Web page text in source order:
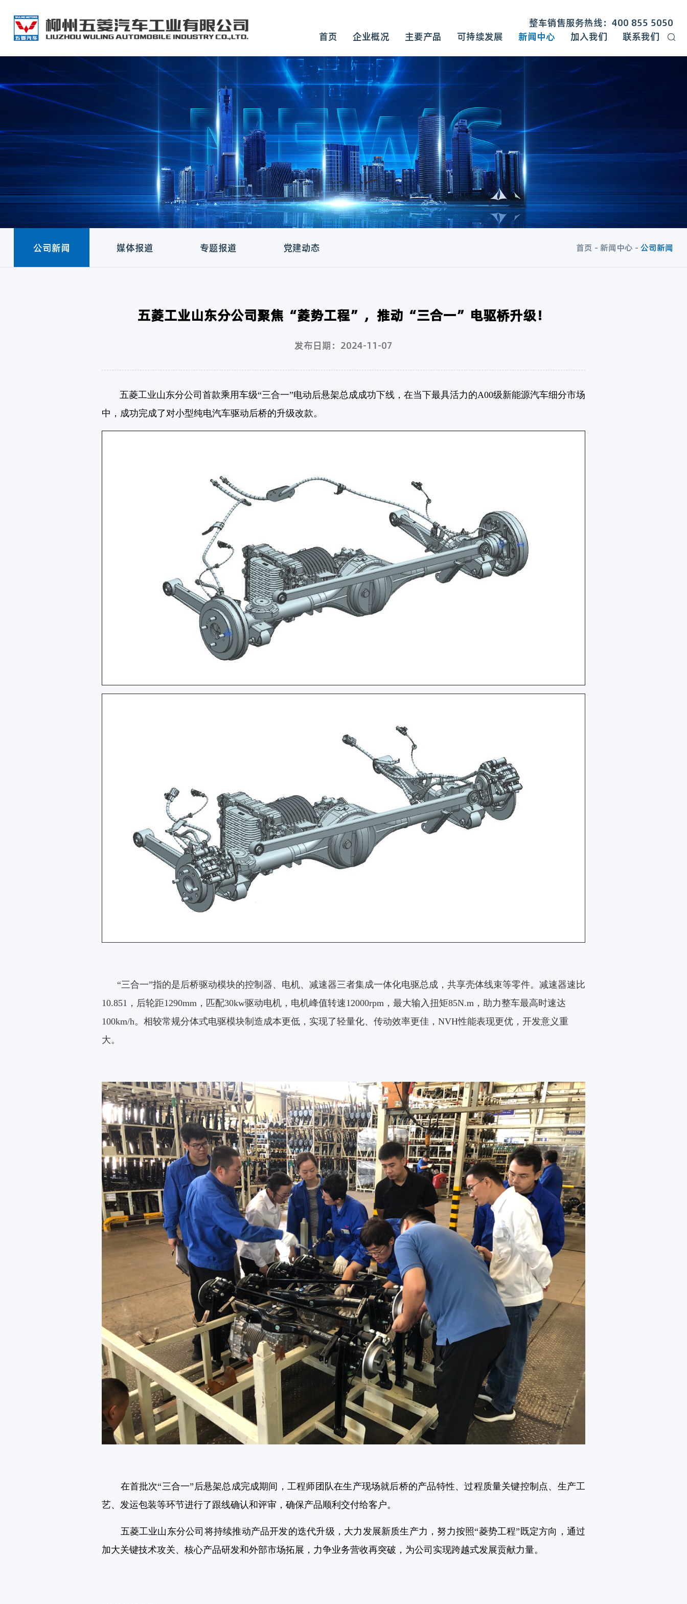
整车销售服务热线：400 855 5050
首页
企业概况 主要产品 可持续发展 新闻中心 加入我们 联系我们
首页 -新闻中心 -公司新闻
公司新闻 媒体报道 专题报道 党建动态
五菱工业山东分公司聚焦“菱势工程”，推动“三合一”电驱桥升级！
发布日期：2024-11-07
五菱工业山东分公司首款乘用车级“三合一”电动后悬架总成成功下线，在当下最具活力的A00级新能源汽车细分市场
中，成功完成了对小型纯电汽车驱动后桥的升级改款。
“三合一”指的是后桥驱动模块的控制器、电机、减速器三者集成一体化电驱总成，共享壳体线束等零件。减速器速比
10.851，后轮距1290mm，匹配30kw驱动电机，电机峰值转速12000rpm，最大输入扭矩85N.m，助力整车最高时速达
100km/h。相较常规分体式电驱模块制造成本更低，实现了轻量化、传动效率更佳， NVH性能表现更优，开发意义重
大。
在首批次“三合一”后悬架总成完成期间，工程师团队在生产现场就后桥的产品特性、过程质量关键控制点、生产工
艺、发运包装等环节进行了跟线确认和评审，确保产品顺利交付给客户。
五菱工业山东分公司将持续推动产品开发的迭代升级，大力发展新质生产力，努力按照“菱势工程”既定方向，通过
加大关键技术攻关、核心产品研发和外部市场拓展，力争业务营收再突破，为公司实现跨越式发展贡献力量。